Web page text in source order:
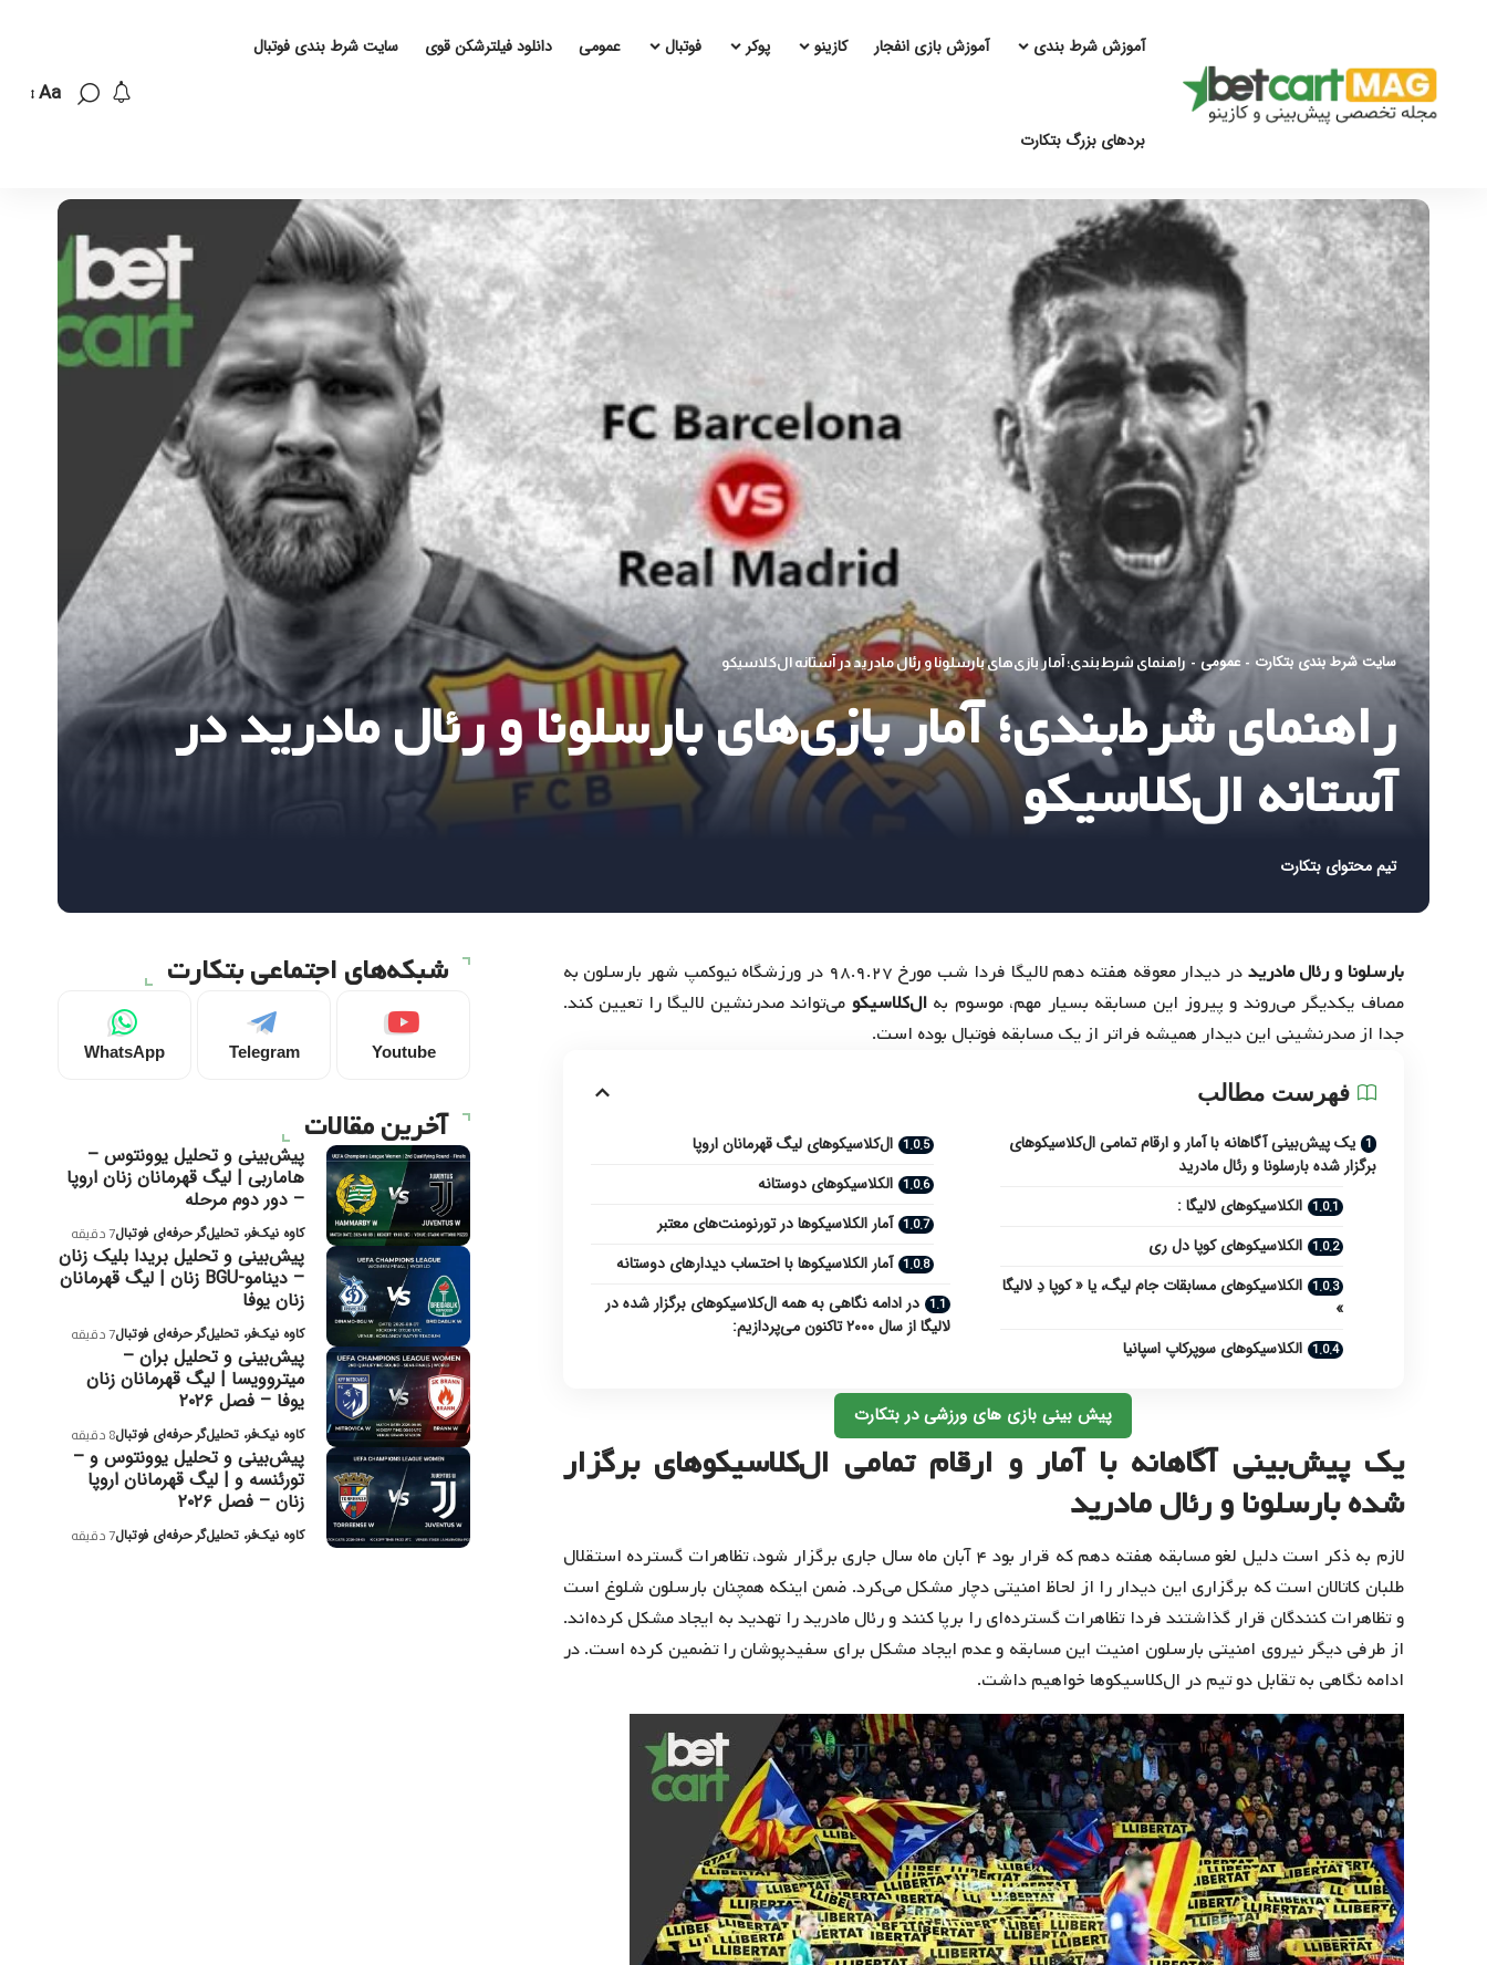
آموزش شرط بندی آموزش بازی انفجار کازینو پوکر فوتبال عمومی دانلود فیلترشکن قوی سایت شرط بندی فوتبال
بردهای بزرگ بتکارت
Aa
سایت شرط بندی بتکارت - عمومی - راهنمای شرط‌بندی؛ آمار بازی‌های بارسلونا و رئال مادرید در آستانه ال‌کلاسیکو
راهنمای شرط‌بندی؛ آمار بازی‌های بارسلونا و رئال مادرید در
آستانه ال‌کلاسیکو
تیم محتوای بتکارت
بارسلونا و رئال مادرید
در دیدار معوقه هفته دهم لالیگا فردا شب مورخ ۹۸.۹.۲۷ در ورزشگاه نیوکمپ شهر بارسلون به
مصاف یکدیگر می‌روند و پیروز این مسابقه بسیار مهم، موسوم بهال‌کلاسیکو می‌تواند صدرنشین لالیگا را تعیین کند.
جدا از صدرنشینی این دیدار همیشه فراتر از یک مسابقه فوتبال بوده است.
فهرست مطالب
یک پیش‌بینی آگاهانه با آمار و ارقام تمامی ال‌کلاسیکوهای
برگزار شده بارسلونا و رئال مادرید
الکلاسیکوهای لالیگا :
الکلاسیکوهای کوپا دل ری
الکلاسیکوهای مسابقات جام لیگ، یا « کوپا دِ لالیگا
»
الکلاسیکوهای سوپرکاپ اسپانیا
ال‌کلاسیکوهای لیگ قهرمانان اروپا
الکلاسیکوهای دوستانه
آمار الکلاسیکوها در تورنومنت‌های معتبر
آمار الکلاسیکوها با احتساب دیدارهای دوستانه
در ادامه نگاهی به همه ال‌کلاسیکوهای برگزار شده در
لالیگا از سال ۲۰۰۰ تاکنون می‌پردازیم:
پیش بینی بازی های ورزشی در بتکارت
یک پیش‌بینی آگاهانه با آمار و ارقام تمامی ال‌کلاسیکوهای برگزار
شده بارسلونا و رئال مادرید
لازم به ذکر است دلیل لغو مسابقه هفته دهم که قرار بود ۴ آبان ماه سال جاری برگزار شود، تظاهرات گسترده استقلال
طلبان کاتالان است که برگزاری این دیدار را از لحاظ امنیتی دچار مشکل می‌کرد. ضمن اینکه همچنان بارسلون شلوغ است
و تظاهرات کنندگان قرار گذاشتند فردا تظاهرات گسترده‌ای را برپا کنند و رئال مادرید را تهدید به ایجاد مشکل کرده‌اند.
از طرفی دیگر نیروی امنیتی بارسلون امنیت این مسابقه و عدم ایجاد مشکل برای سفیدپوشان را تضمین کرده است. در
ادامه نگاهی به تقابل دو تیم در ال‌کلاسیکوها خواهیم داشت.
شبکه‌های اجتماعی بتکارت
Youtube
Telegram
WhatsApp
آخرین مقالات
پیش‌بینی و تحلیل یوونتوس –
هاماربی | لیگ قهرمانان زنان اروپا
– دور دوم مرحله
کاوه نیک‌فر، تحلیل‌گر حرفه‌ای فوتبال7 دقیقه
پیش‌بینی و تحلیل بریدا بلیک زنان
– دینامو-BGU زنان | لیگ قهرمانان
زنان یوفا
کاوه نیک‌فر، تحلیل‌گر حرفه‌ای فوتبال7 دقیقه
پیش‌بینی و تحلیل بران –
میتروویسا | لیگ قهرمانان زنان
یوفا – فصل ۲۰۲۶
کاوه نیک‌فر، تحلیل‌گر حرفه‌ای فوتبال8 دقیقه
پیش‌بینی و تحلیل یوونتوس و –
تورئنسه و | لیگ قهرمانان اروپا
زنان – فصل ۲۰۲۶
کاوه نیک‌فر، تحلیل‌گر حرفه‌ای فوتبال7 دقیقه